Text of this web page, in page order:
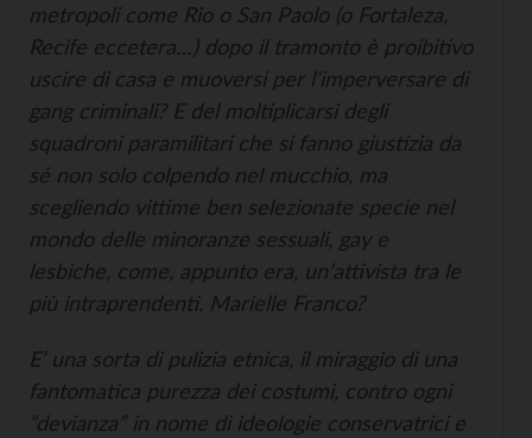
metropoli come Rio o San Paolo (o Fortaleza,
Recife eccetera…) dopo il tramonto è proibitivo
uscire di casa e muoversi per l’imperversare di
gang criminali? E del moltiplicarsi degli
squadroni paramilitari che si fanno giustizia da
sé non solo colpendo nel mucchio, ma
scegliendo vittime ben selezionate specie nel
mondo delle minoranze sessuali, gay e
lesbiche, come, appunto era, un’attivista tra le
più intraprendenti, Marielle Franco?
E’ una sorta di pulizia etnica, il miraggio di una
fantomatica purezza dei costumi, contro ogni
“devianza” in nome di ideologie conservatrici e